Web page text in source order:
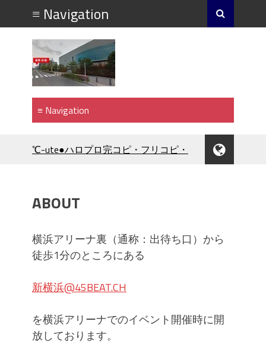
℃-ute●ハロプロ完コピ・フリコピ・
リコピ・振付・コピユニ・カバーダ
少女時代【新年1月】K-POP完コピ・
フリコピ・振付・コピユニ・カバー
ダンススクール
ー募集!!
ピ・振付・コピユニ・カバーダンス
スクール
ABOUT
横浜アリーナ裏（通称：出待ち口）から
徒歩1分のところにある
新横浜@45BEAT.CH
を横浜アリーナでのイベント開催時に開
放しております。